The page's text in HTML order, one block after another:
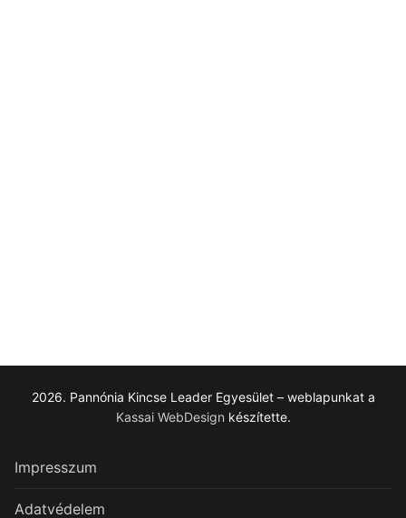
2026. Pannónia Kincse Leader Egyesület – weblapunkat a
Kassai WebDesign készítette.
Impresszum
Adatvédelem